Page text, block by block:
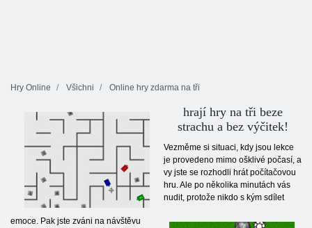
Hry Online Všichni Online hry zdarma na tři
hrají hry na tři beze
strachu a bez výčitek!
Vezměme si situaci, kdy jsou lekce
je provedeno mimo ošklivé počasí, a
vy jste se rozhodli hrát počítačovou
hru. Ale po několika minutách vás
nudit, protože nikdo s kým sdílet
emoce. Pak jste zváni na návštěvu